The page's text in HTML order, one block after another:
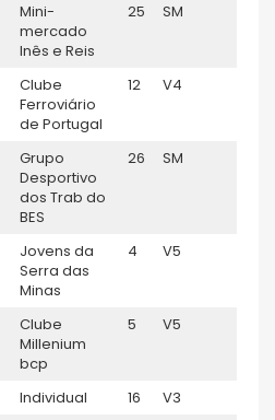
Mini-
mercado
Inês e Reis
25 SM
Clube
Ferroviário
de Portugal
12 V4
Grupo
Desportivo
dos Trab do
BES
26 SM
Jovens da
Serra das
Minas
4 V5
Clube
Millenium
bcp
5 V5
Individual 16 V3